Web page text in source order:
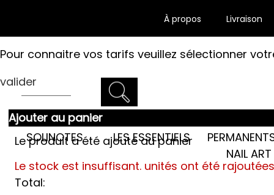
À propos Livraison
Pour connaitre vos tarifs veuillez sélectionner
valider
Ajouter au panier
Le produit a été ajouté au panier
Le stock est insuffisant. unités ont été
Total:
SOLINOTES LES ESSENTIELS
NAIL ART